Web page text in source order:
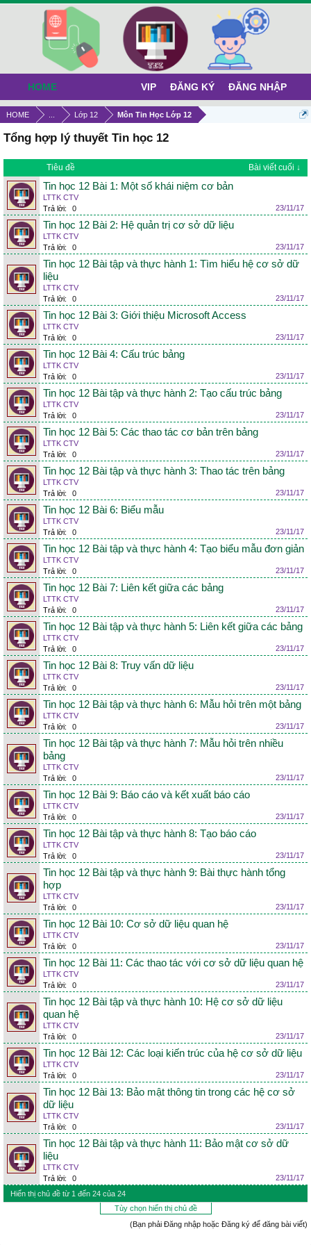
HOME Lớp 12 Môn Tin Học Lớp 12
Tổng hợp lý thuyết Tin học 12
Tiêu đề Bài viết cuối ↓
Tin học 12 Bài 1: Một số khái niệm cơ bản
LTTK CTV
Trả lời:
0 23/11/17
Tin học 12 Bài 2: Hệ quản trị cơ sở dữ liệu
LTTK CTV
Trả lời:
0 23/11/17
Tin học 12 Bài tập và thực hành 1: Tìm hiểu hệ cơ sở dữ
liệu
LTTK CTV
Trả lời:
0 23/11/17
Tin học 12 Bài 3: Giới thiệu Microsoft Access
LTTK CTV
Trả lời:
0 23/11/17
Tin học 12 Bài 4: Cấu trúc bảng
LTTK CTV
Trả lời:
0 23/11/17
Tin học 12 Bài tập và thực hành 2: Tạo cấu trúc bảng
LTTK CTV
Trả lời:
0 23/11/17
Tin học 12 Bài 5: Các thao tác cơ bản trên bảng
LTTK CTV
Trả lời:
0 23/11/17
Tin học 12 Bài tập và thực hành 3: Thao tác trên bảng
LTTK CTV
Trả lời:
0 23/11/17
Tin học 12 Bài 6: Biểu mẫu
LTTK CTV
Trả lời:
0 23/11/17
Tin học 12 Bài tập và thực hành 4: Tạo biểu mẫu đơn giản
LTTK CTV
Trả lời:
0 23/11/17
Tin học 12 Bài 7: Liên kết giữa các bảng
LTTK CTV
Trả lời:
0 23/11/17
Tin học 12 Bài tập và thực hành 5: Liên kết giữa các bảng
LTTK CTV
Trả lời:
0 23/11/17
Tin học 12 Bài 8: Truy vấn dữ liệu
LTTK CTV
Trả lời:
0 23/11/17
Tin học 12 Bài tập và thực hành 6: Mẫu hỏi trên một bảng
LTTK CTV
Trả lời:
0 23/11/17
Tin học 12 Bài tập và thực hành 7: Mẫu hỏi trên nhiều
bảng
LTTK CTV
Trả lời:
0 23/11/17
Tin học 12 Bài 9: Báo cáo và kết xuất báo cáo
LTTK CTV
Trả lời:
0 23/11/17
Tin học 12 Bài tập và thực hành 8: Tạo báo cáo
LTTK CTV
Trả lời:
0 23/11/17
Tin học 12 Bài tập và thực hành 9: Bài thực hành tổng
hợp
LTTK CTV
Trả lời:
0 23/11/17
Tin học 12 Bài 10: Cơ sở dữ liệu quan hệ
LTTK CTV
Trả lời:
0 23/11/17
Tin học 12 Bài 11: Các thao tác với cơ sở dữ liệu quan hệ
LTTK CTV
Trả lời:
0 23/11/17
Tin học 12 Bài tập và thực hành 10: Hệ cơ sở dữ liệu
quan hệ
LTTK CTV
Trả lời:
0 23/11/17
Tin học 12 Bài 12: Các loại kiến trúc của hệ cơ sở dữ liệu
LTTK CTV
Trả lời:
0 23/11/17
Tin học 12 Bài 13: Bảo mật thông tin trong các hệ cơ sở
dữ liệu
LTTK CTV
Trả lời:
0 23/11/17
Tin học 12 Bài tập và thực hành 11: Bảo mật cơ sở dữ
liệu
LTTK CTV
Trả lời:
0
23/11/17
Hiển thị chủ đề từ 1 đến 24 của 24
Tùy chọn hiển thị chủ đề
(Bạn phải Đăng nhập hoặc Đăng ký để đăng bài viết)
HOME VIP ĐĂNG KÝ ĐĂNG NHẬP